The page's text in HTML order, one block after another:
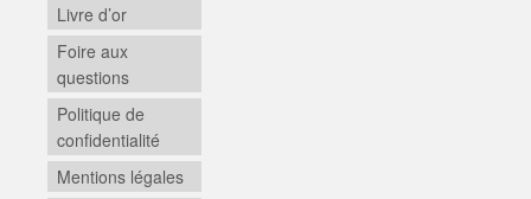
Livre d’or
Foire aux
questions
Politique de
confidentialité
Mentions légales